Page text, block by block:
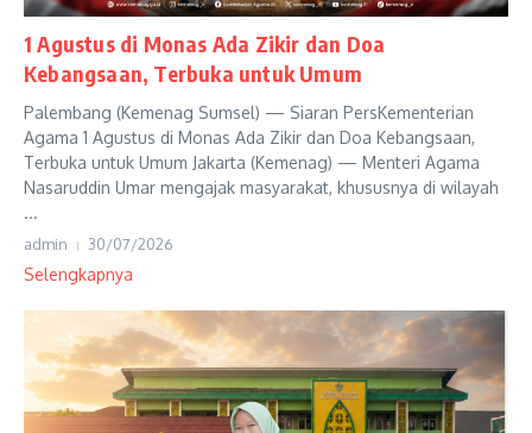
1 Agustus di Monas Ada Zikir dan Doa
Kebangsaan, Terbuka untuk Umum
Palembang (Kemenag Sumsel) — Siaran PersKementerian
Agama 1 Agustus di Monas Ada Zikir dan Doa Kebangsaan,
Terbuka untuk Umum Jakarta (Kemenag) — Menteri Agama
Nasaruddin Umar mengajak masyarakat, khususnya di wilayah
...
admin 30/07/2026
Selengkapnya